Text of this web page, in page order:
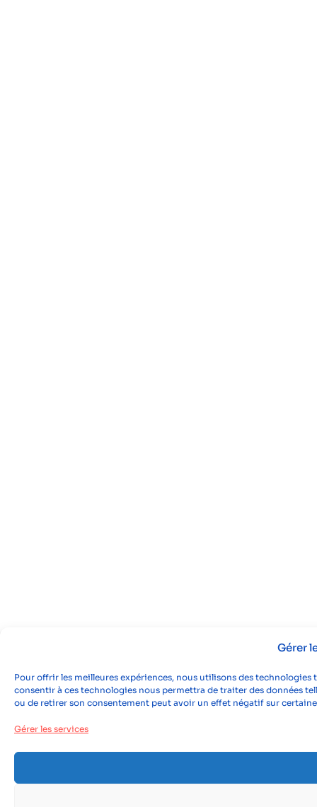
Gérer
Pour offrir les meilleures expériences, nous utilisons des
consentir à ces technologies nous permettra de traiter des données
ou de retirer son consentement peut avoir un effet négatif sur
Gérer les services